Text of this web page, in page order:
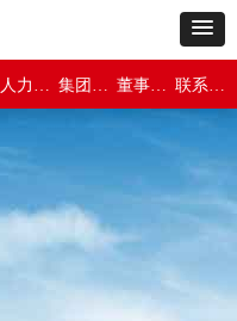
人力资源 集团介绍 董事长专栏 联系我们